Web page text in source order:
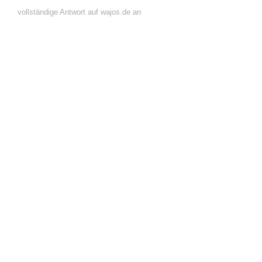
vollständige Antwort auf wajos.de an